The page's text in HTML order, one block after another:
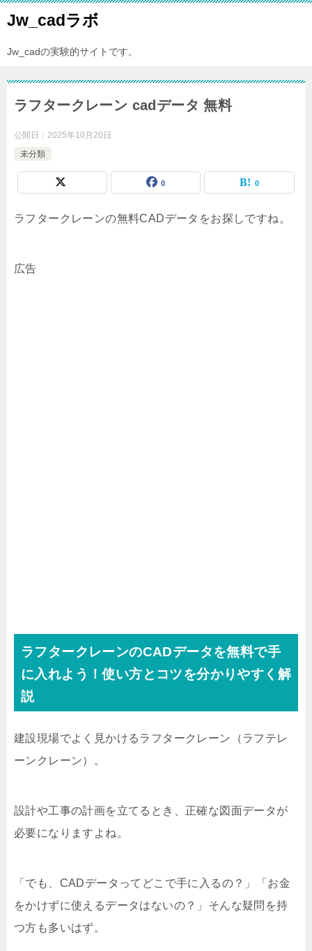
Jw_cadラボ
Jw_cadの実験的サイトです。
ラフタークレーン cadデータ 無料
公開日： 2025年10月20日
未分類
0 0
ラフタークレーンの無料CADデータをお探しですね。
広告
ラフタークレーンのCADデータを無料で手
に入れよう！使い方とコツを分かりやすく解
説
建設現場でよく見かけるラフタークレーン（ラフテレ
ーンクレーン）。
設計や工事の計画を立てるとき、正確な図面データが
必要になりますよね。
「でも、CADデータってどこで手に入るの？」「お金
をかけずに使えるデータはないの？」そんな疑問を持
つ方も多いはず。